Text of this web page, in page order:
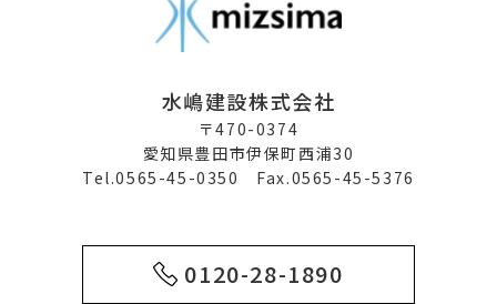
水嶋建設株式会社
〒470-0374
愛知県豊田市伊保町西浦30
Tel.0565-45-0350 Fax.0565-45-5376
0120-28-1890